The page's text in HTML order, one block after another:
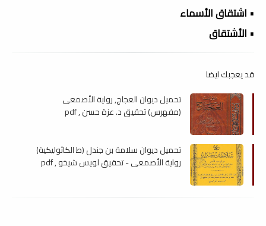
• اشتقاق الأسماء
• الأشتقاق
قد يعجبك ايضا
تحميل ديوان العجاج, رواية الأصمعى
(مفهرس) تحقيق د. عزة حسن , pdf
تحميل ديوان سلامة بن جندل (ط الكاثوليكية)
رواية الأصمعى - تحقيق لويس شيخو , pdf